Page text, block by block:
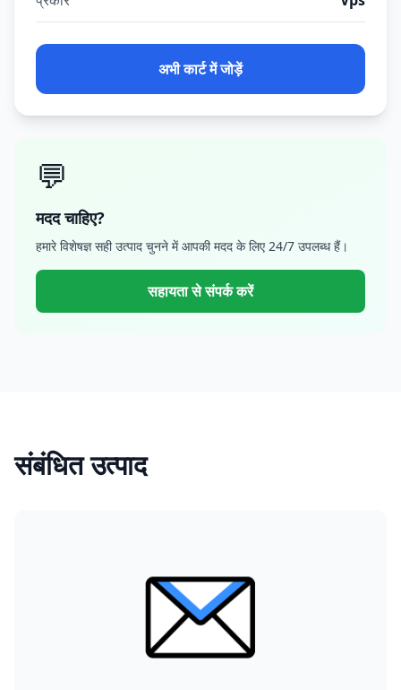
अभी कार्ट में जोड़ें
💬
मदद चाहिए?
हमारे विशेषज्ञ सही उत्पाद चुनने में आपकी मदद के लिए 24/7 उपलब्ध हैं।
सहायता से संपर्क करें
संबंधित उत्पाद